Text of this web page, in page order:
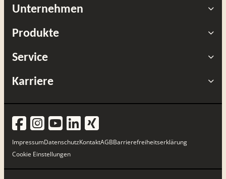
Unternehmen
Produkte
Service
Karriere
ImpressumDatenschutzKontaktAGBBarrierefreiheitserklärung
Cookie Einstellungen